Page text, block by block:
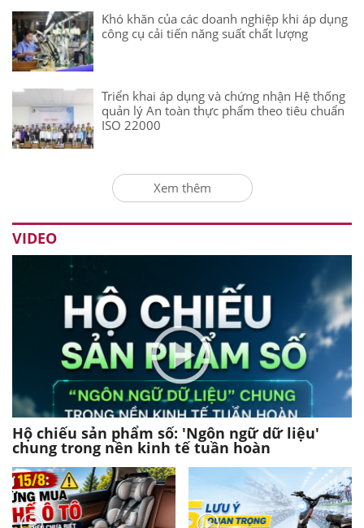
Khó khăn của các doanh nghiệp khi áp dụng
công cụ cải tiến năng suất chất lượng
Triển khai áp dụng và chứng nhận Hệ thống
quản lý An toàn thực phẩm theo tiêu chuẩn
ISO 22000
Xem thêm
VIDEO
Hộ chiếu sản phẩm số: 'Ngôn ngữ dữ liệu'
chung trong nền kinh tế tuần hoàn